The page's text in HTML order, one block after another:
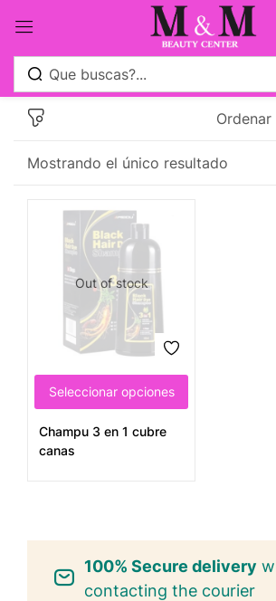
Mostrando el único resultado
Out of stock
Seleccionar opciones
Champu 3 en 1 cubre
canas
100% Secure delivery
contacting the courier
Sign in
Remember me
Crear una cuenta